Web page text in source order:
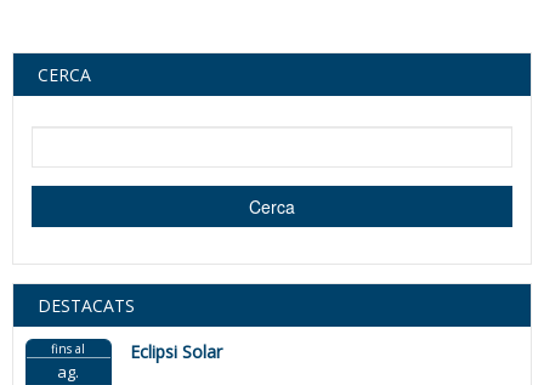
CERCA
Cerca
DESTACATS
fins al
ag.
Eclipsi Solar